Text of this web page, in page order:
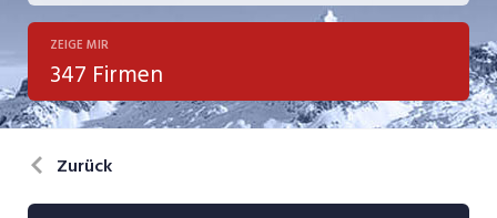
ZEIGE MIR
347 Firmen
Zurück